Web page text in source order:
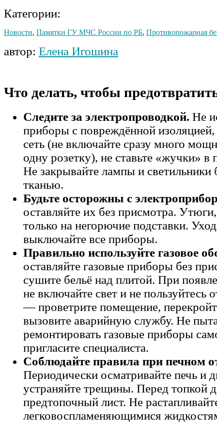
Категории:
Новости, Памятки ГУ МЧС России по РБ, Противопожарная
автор: Елена Игошина
Что делать, чтобы
Следите за электропроводкой. Не
приборы с повреждённой изоляцией,
сеть (не включайте сразу много
одну розетку), не ставьте «жучки» в
Не закрывайте лампы и светильники
тканью.
Будьте осторожны с
оставляйте их без присмотра.
только на негорючие подставки.
выключайте все приборы.
Правильно используйте газовое
оставляйте газовые приборы без
сушите бельё над плитой. При
не включайте свет и не пользуйтесь
— проветрите помещение,
вызовите аварийную службу. Не
ремонтировать газовые приборы
пригласите специалиста.
Соблюдайте правила при печном
Периодически осматривайте печь и
устраняйте трещины. Перед топкой
предтопочный лист. Не
легковоспламеняющимися